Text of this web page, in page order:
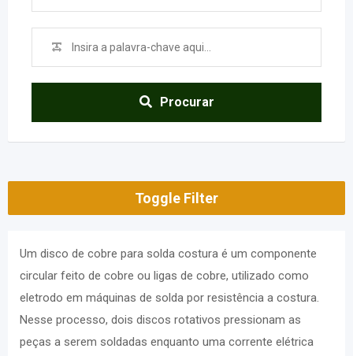
Procurar
Toggle Filter
Um disco de cobre para solda costura é um componente
circular feito de cobre ou ligas de cobre, utilizado como
eletrodo em máquinas de solda por resistência a costura.
Nesse processo, dois discos rotativos pressionam as
peças a serem soldadas enquanto uma corrente elétrica